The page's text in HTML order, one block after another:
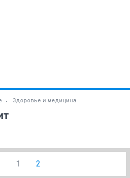
Здоровье и медицина
1 2